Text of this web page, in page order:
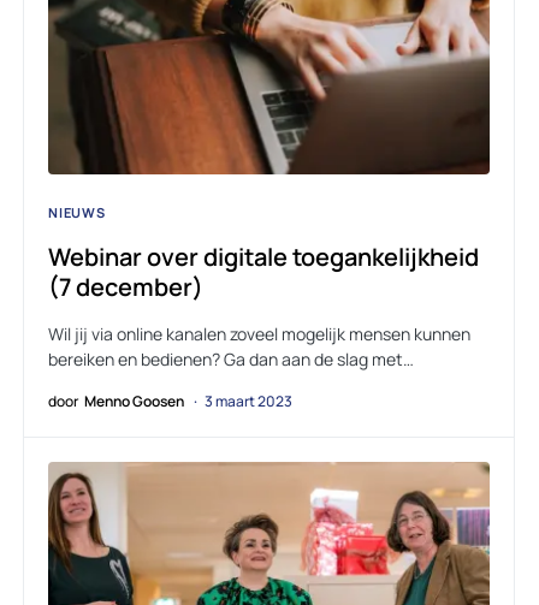
NIEUWS
Webinar over digitale toegankelijkheid
(7 december)
Wil jij via online kanalen zoveel mogelijk mensen kunnen
bereiken en bedienen? Ga dan aan de slag met…
door Menno Goosen 3 maart 2023